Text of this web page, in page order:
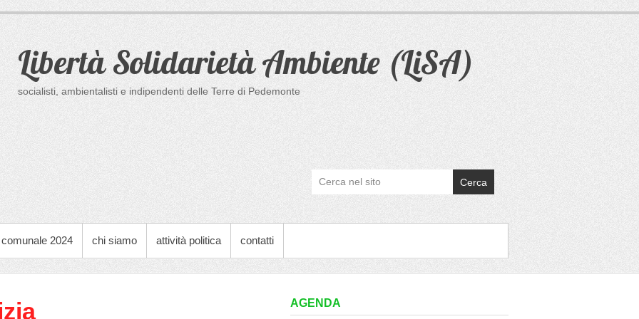
Libertà Solidarietà Ambiente (LiSA)
socialisti, ambientalisti e indipendenti delle Terre di Pedemonte
Cerca
2024 chi siamo attività politica contatti
AGENDA